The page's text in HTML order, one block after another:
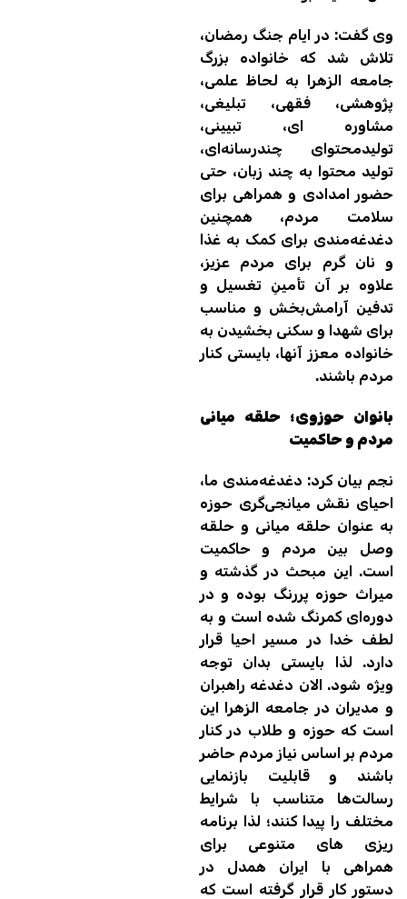
وی گفت: در ایام جنگ رمضان،
تلاش شد که خانواده بزرگ
جامعه الزهرا به لحاظ علمی،
پژوهشی، فقهی، تبلیغی،
مشاوره ای، تبیینی،
تولیدمحتوای چندرسانه‌ای،
تولید محتوا به چند زبان، حتی
حضور امدادی و همراهی برای
سلامت مردم، همچنین
دغدغه‌مندی برای کمک به غذا
و نان گرم برای مردم عزیز،
علاوه بر آن تأمینِ تغسیل و
تدفین آرامش‌بخش و مناسب
برای شهدا و سکنی بخشیدن به
خانواده معزز آنها، بایستی کنار
مردم باشند.
بانوان حوزوی؛ حلقه میانی
مردم و حاکمیت
نجم بیان کرد: دغدغه‌مندی ما،
احیای نقش میانجی‌گری حوزه
به عنوان حلقه میانی و حلقه
وصل بین مردم و حاکمیت
است. این مبحث در گذشته و
میراث حوزه پررنگ بوده و در
دوره‌ای کمرنگ شده است و به
لطف خدا در مسیر احیا قرار
دارد. لذا بایستی بدان توجه
ویژه شود. الان دغدغه راهبران
و مدیران در جامعه الزهرا این
است که حوزه و طلاب در کنار
مردم بر اساس نیاز مردم حاضر
باشند و قابلیت بازنمایی
رسالت‌ها متناسب با شرایط
مختلف را پیدا کنند؛ لذا برنامه
ریزی های متنوعی برای
همراهی با ایران همدل در
دستور کار قرار گرفته است که